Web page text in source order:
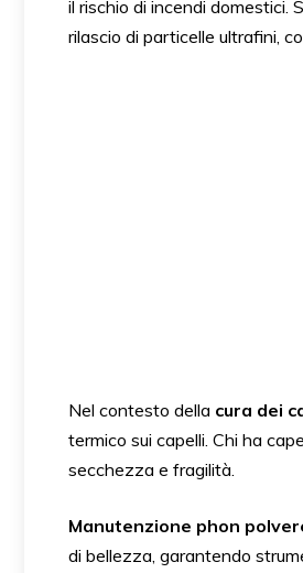
il rischio di incendi domestici.
rilascio di particelle ultrafini,
Nel contesto della cura dei
termico sui capelli. Chi ha
secchezza e fragilità.
Manutenzione phon
di bellezza, garantendo